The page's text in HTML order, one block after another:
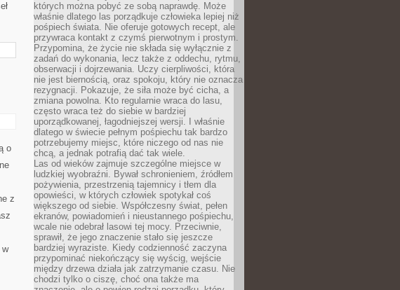
o
z
w
których można pobyć ze sobą naprawdę. Może
właśnie dlatego las porządkuje człowieka lepiej niż
pośpiech świata. Nie oferuje gotowych recept, ale
przywraca kontakt z czymś pierwotnym i prostym.
Przypomina, że życie nie składa się wyłącznie z
zadań do wykonania, lecz także z oddechu, rytmu,
obserwacji i dojrzewania. Uczy cierpliwości, która
nie jest biernością, oraz spokoju, który nie oznacza
rezygnacji. Pokazuje, że siła może być cicha, a
zmiana powolna. Kto regularnie wraca do lasu,
często wraca też do siebie w bardziej
uporządkowanej, łagodniejszej wersji. I właśnie
dlatego w świecie pełnym pośpiechu tak bardzo
potrzebujemy miejsc, które niczego od nas nie
chcą, a jednak potrafią dać tak wiele.
Las od wieków zajmuje szczególne miejsce w
ludzkiej wyobraźni. Bywał schronieniem, źródłem
pożywienia, przestrzenią tajemnicy i tłem dla
opowieści, w których człowiek spotykał coś
większego od siebie. Współczesny świat, pełen
ekranów, powiadomień i nieustannego pośpiechu,
wcale nie odebrał lasowi tej mocy. Przeciwnie,
sprawił, że jego znaczenie stało się jeszcze
bardziej wyraziste. Kiedy codzienność zaczyna
przypominać niekończący się wyścig, wejście
między drzewa działa jak zatrzymanie czasu. Nie
chodzi tylko o ciszę, choć ona także ma